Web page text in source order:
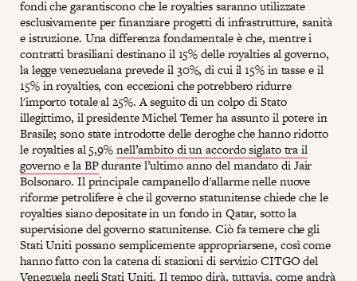
fondi che garantiscono che le royalties saranno utilizzate
esclusivamente per finanziare progetti di infrastrutture, sanità
e istruzione. Una differenza fondamentale è che, mentre i
contratti brasiliani destinano il 15% delle royalties al governo,
la legge venezuelana prevede il 30%, di cui il 15% in tasse e il
15% in royalties, con eccezioni che potrebbero ridurre
l'importo totale al 25%. A seguito di un colpo di Stato
illegittimo, il presidente Michel Temer ha assunto il potere in
Brasile; sono state introdotte delle deroghe che hanno ridotto
le royalties al 5,9%nell’ambito di un accordo siglato tra il
governo e la BPdurante l’ultimo anno del mandato di Jair
Bolsonaro. Il principale campanello d'allarme nelle nuove
riforme petrolifere è che il governo statunitense chiede che le
royalties siano depositate in un fondo in Qatar, sotto la
supervisione del governo statunitense. Ciò fa temere che gli
Stati Uniti possano semplicemente appropriarsene, così come
hanno fatto con la catena di stazioni di servizio CITGO del
Venezuela negli Stati Uniti. Il tempo dirà, tuttavia, come andrà